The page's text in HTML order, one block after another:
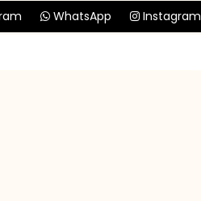
WhatsApp Instagram